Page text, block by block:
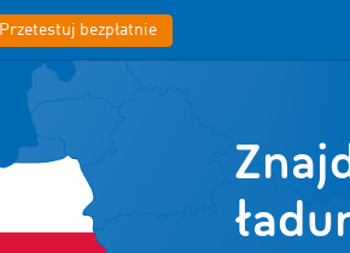
Przetestuj bezpłatnie